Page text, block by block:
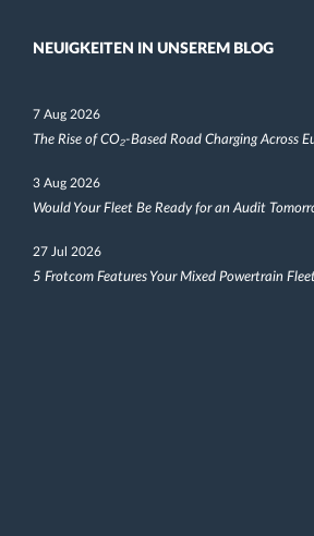
NEUIGKEITEN IN UNSEREM BLOG
7 Aug 2026
The Rise of CO₂-Based Road Charging Across
3 Aug 2026
Would Your Fleet Be Ready for an Audit
27 Jul 2026
5 Frotcom Features Your Mixed Powertrain